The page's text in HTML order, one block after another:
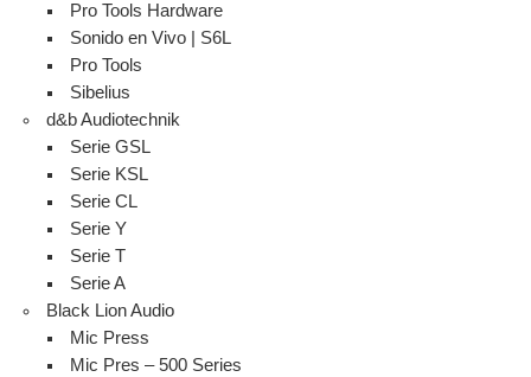
Pro Tools Hardware
Sonido en Vivo | S6L
Pro Tools
Sibelius
d&b Audiotechnik
Serie GSL
Serie KSL
Serie CL
Serie Y
Serie T
Serie A
Black Lion Audio
Mic Press
Mic Pres – 500 Series